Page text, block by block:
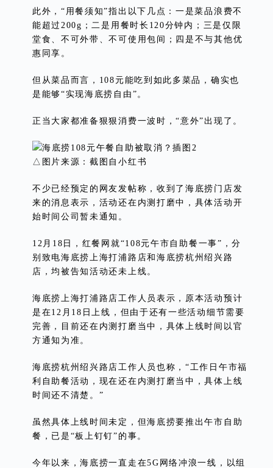
此外，“用餐须知”指出以下几点：一是菜品浪费不
能超过200g；二是用餐时长120分钟内；三是仅限
堂食、不可外带、不可使用包间；四是不与其他优
惠同享。
但从菜品而言，108元能吃到如此多菜品，确实也
是能够“实现海底捞自由”。
正当大家都准备狠狠消费一波时，“意外”出现了。
△图片来源：截图自小红书
不少已经预定的网友发帖称，收到了海底捞门店发
来的消息表示，活动还在内测打磨中，具体活动开
始时间公司暂未通知。
12月18日，红餐网就“108元午市自助餐一事”，分
别致电海底捞上海打浦路店和海底捞杭州绍兴路
店，均被告知活动还未上线。
海底捞上海打浦路店工作人员表示，原本活动预计
是在12月18日上线，但由于还有一些活动细节需要
完善，目前还在内测打磨当中，具体上线时间以官
方通知为准。
海底捞杭州绍兴路店工作人员也称，“工作日午市福
利自助餐活动，现在还在内测打磨当中，具体上线
时间还不清楚。”
虽然具体上线时间未定，但海底捞要推出午市自助
餐，已是“板上钉钉”的事。
今年以来，海底捞一直走在5G网络冲浪一线，以组